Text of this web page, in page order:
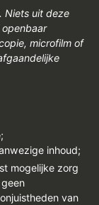
Niets uit deze
microfilm of
inhoud;
mogelijke zorg
van